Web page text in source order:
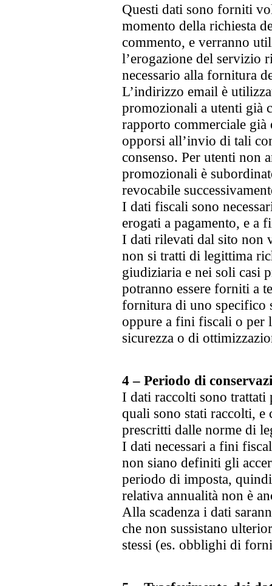
Questi dati sono forniti
momento della richiesta
commento, e verranno
l’erogazione del servizio
necessario alla fornitura
L’indirizzo email è
promozionali a utenti già
rapporto commerciale già
opporsi all’invio di tali
consenso. Per utenti non
promozionali è
revocabile
I dati fiscali sono
erogati a pagamento, e a
I dati rilevati dal sito non
non si tratti di legittima
giudiziaria e nei soli casi
potranno essere forniti a
fornitura di uno specifico
oppure a fini fiscali o per
sicurezza o di
4 – Periodo di
I dati raccolti sono trattati
quali sono stati raccolti,
prescritti dalle norme di
I dati necessari a fini
non siano definiti gli
periodo di imposta,
relativa annualità non è
Alla scadenza i dati
che non sussistano
stessi (es. obblighi di